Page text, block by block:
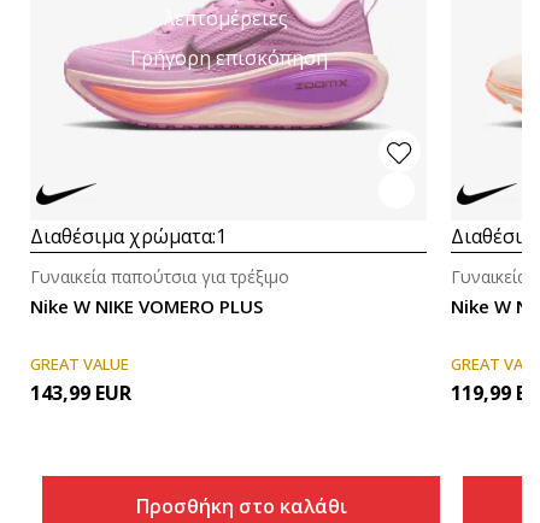
λεπτομέρειες
Γρήγορη επισκόπηση
Διαθέσιμα χρώματα:1
Nike W NIKE VOMERO PLUS
Γυναικεία παπούτσια για τρέξιμο
GREAT VALUE
143,99 EUR
Προσθήκη στο καλάθι
Nike W
Γυναικεία
GREAT
119,99